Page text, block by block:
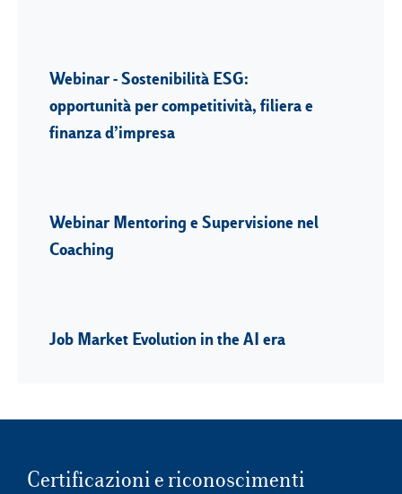
Webinar - Sostenibilità ESG:
opportunità per competitività, filiera e
finanza d’impresa
Webinar Mentoring e Supervisione nel
Coaching
Job Market Evolution in the AI era
Certificazioni e riconoscimenti